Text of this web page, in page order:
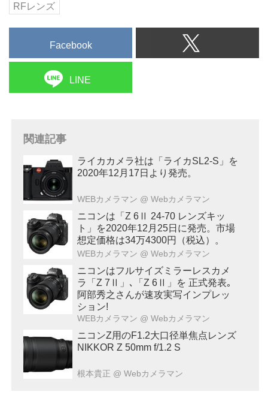
RFレンズ
Facebook
LINE
関連記事
ライカカメラ社は「ライカSL2-S」を
2020年12月17日より発売。
WEBカメラマン @ Webカメラマン
ニコンは「Z 6Ⅱ 24-70 レンズキッ
ト」を2020年12月25日に発売。市場
想定価格は34万4300円（税込）。
WEBカメラマン @ Webカメラマン
ニコンはフルサイズミラーレスカメ
ラ「Z 7Ⅱ」､「Z 6Ⅱ」を 正式発表｡
阿部秀之さんが速攻実写インプレッ
ション!
WEBカメラマン @ Webカメラマン
ニコンZ用のF1.2大口径単焦点レンズ
NIKKOR Z 50mm f/1.2 S
根本貴正 @ Webカメラマン